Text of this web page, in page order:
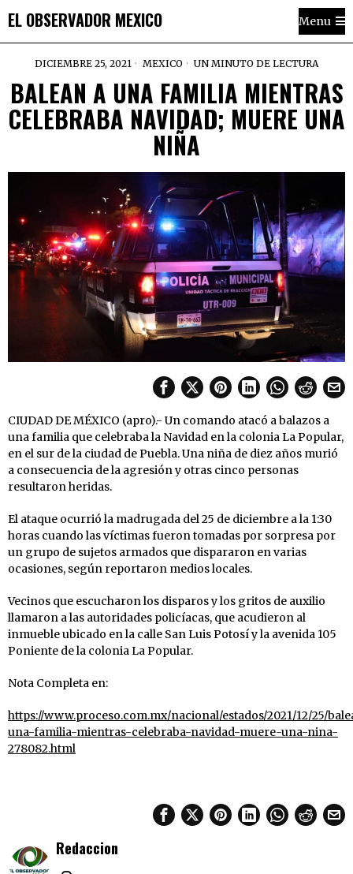
EL OBSERVADOR MEXICO Menu
DICIEMBRE 25, 2021 MEXICO UN MINUTO DE LECTURA
BALEAN A UNA FAMILIA MIENTRAS
CELEBRABA NAVIDAD; MUERE UNA
NIÑA
CIUDAD DE MÉXICO (apro).- Un comando atacó a balazos a
una familia que celebraba la Navidad en la colonia La Popular,
en el sur de la ciudad de Puebla. Una niña de diez años murió
a consecuencia de la agresión y otras cinco personas
resultaron heridas.
El ataque ocurrió la madrugada del 25 de diciembre a la 1:30
horas cuando las víctimas fueron tomadas por sorpresa por
un grupo de sujetos armados que dispararon en varias
ocasiones, según reportaron medios locales.
Vecinos que escucharon los disparos y los gritos de auxilio
llamaron a las autoridades policíacas, que acudieron al
inmueble ubicado en la calle San Luis Potosí y la avenida 105
Poniente de la colonia La Popular.
Nota Completa en:
https://www.proceso.com.mx/nacional/estados/2021/12/25/
una-familia-mientras-celebraba-navidad-muere-una-nina-
278082.html
Redaccion